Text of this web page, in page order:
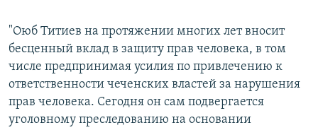
"Оюб Титиев на протяжении многих лет вносит
бесценный вклад в защиту прав человека, в том
числе предпринимая усилия по привлечению к
ответственности чеченских властей за нарушения
прав человека. Сегодня он сам подвергается
уголовному преследованию на основании